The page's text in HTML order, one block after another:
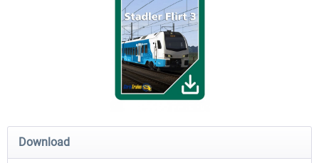
ICE 4 (Class 412) Stadler Flirt 3
Download